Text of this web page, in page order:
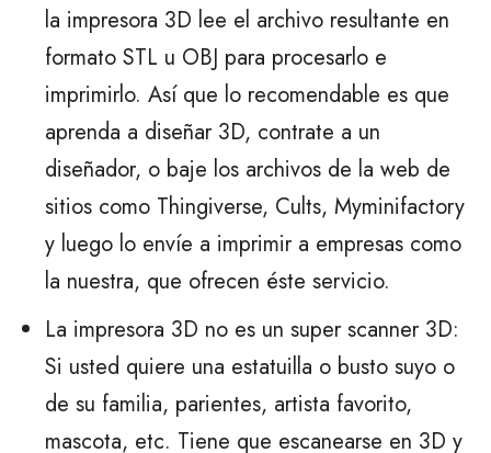
la impresora 3D lee el archivo resultante en
formato STL u OBJ para procesarlo e
imprimirlo. Así que lo recomendable es que
aprenda a diseñar 3D, contrate a un
diseñador, o baje los archivos de la web de
sitios como Thingiverse, Cults, Myminifactory
y luego lo envíe a imprimir a empresas como
la nuestra, que ofrecen éste servicio.
La impresora 3D no es un super scanner 3D:
Si usted quiere una estatuilla o busto suyo o
de su familia, parientes, artista favorito,
mascota, etc. Tiene que escanearse en 3D y